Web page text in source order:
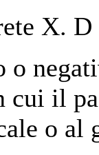
X.
cui il
o al